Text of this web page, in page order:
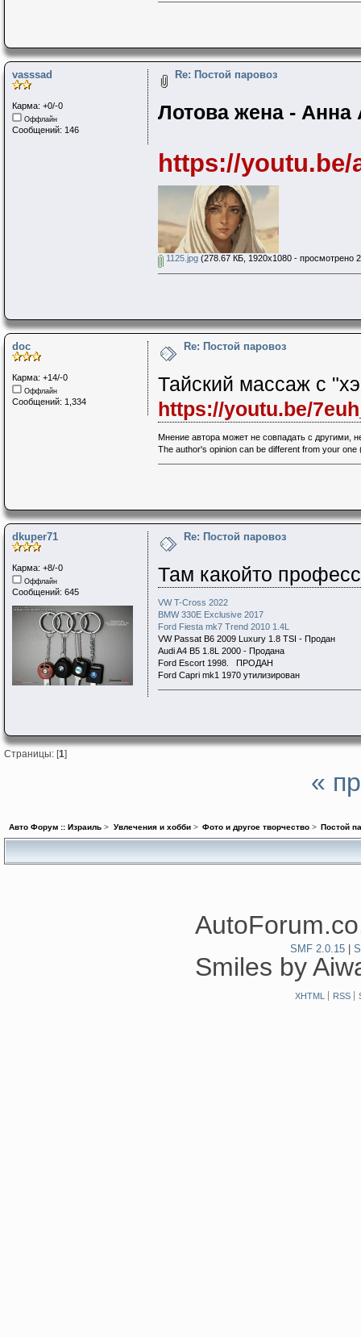
vasssad
Карма: +0/-0
Оффлайн
Сообщений: 146
Re: Постой паровоз
Лотова жена - Анна
https://youtu.be/
1125.jpg(278.67 КБ, 1920x1080 - просмотрено
doc
Карма: +14/-0
Оффлайн
Сообщений: 1,334
Re: Постой паровоз
Тайский массаж с
https://youtu.be/
Мнение автора может не совпадать с другими,
The author's opinion can be different from your
dkuper71
Карма: +8/-0
Оффлайн
Сообщений: 645
Re: Постой паровоз
Там какойто
VW T-Cross 2022
BMW 330E Exclusive 2017
Ford Fiesta mk7 Trend 2010 1.4L
VW Passat B6 2009 Luxury 1.8 TSI - Продан
Audi A4 B5 1.8L 2000 - Продана
Ford Escort 1998. ПРОДАН
Ford Capri mk1 1970 утилизирован
Страницы: [1]
«
Авто Форум :: Израиль > Увлечения и хобби> Фото и другое творчество> Постой
SMF 2.0.15
Smiles by
XHTML RSS